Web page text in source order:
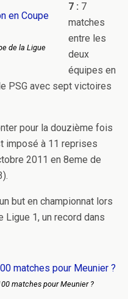
de la Ligue
7 : 7
matches
entre les
deux
équipes en
PSG avec sept victoires
pour la douzième fois
imposé à 11 reprises
2011 en 8eme de
but en championnat lors
1, un record dans
matches pour Meunier ?